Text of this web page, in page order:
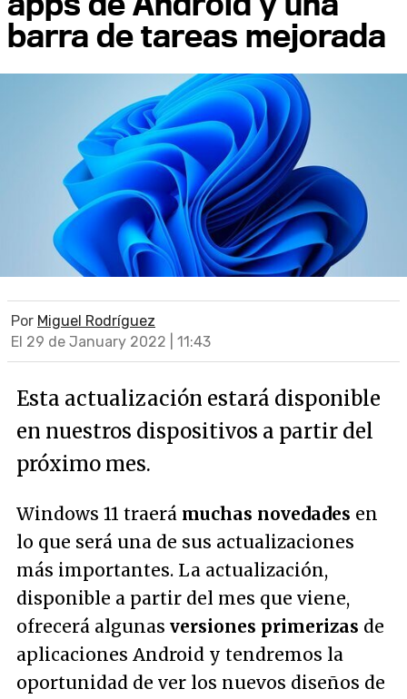
barra de tareas mejorada
Por Miguel Rodríguez
El 29 de January 2022 | 11:43
Esta actualización estará disponible
en nuestros dispositivos a partir del
próximo mes.
Windows 11 traerá muchas novedades en
lo que será una de sus actualizaciones
más importantes. La actualización,
disponible a partir del mes que viene,
ofrecerá algunas versiones primerizas de
aplicaciones Android y tendremos la
oportunidad de ver los nuevos diseños de